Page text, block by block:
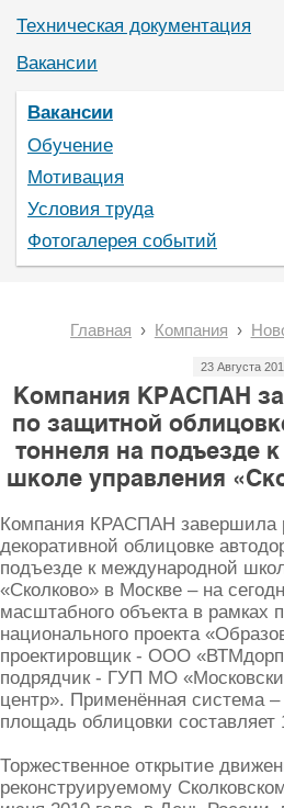
Техническая документация
Вакансии
Вакансии
Обучение
Мотивация
Условия труда
Фотогалерея событий
Главная Компания
23 Августа
Компания КРАСПАН
по защитной
тоннеля на подъезде
школе управления
Компания КРАСПАН завершила
декоративной облицовке
подъезде к международной
«Сколково» в Москве – на
масштабного объекта в рамках
национального проекта
проектировщик - ООО
подрядчик - ГУП МО
центр». Применённая система –
площадь облицовки составляет
Торжественное открытие
реконструируемому